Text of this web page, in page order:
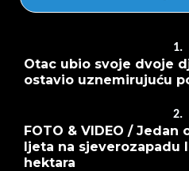
1.
Otac ubio svoje dvoje
ostavio uznemirujuću
2.
FOTO & VIDEO / Jedan
ljeta na sjeverozapadu
hektara